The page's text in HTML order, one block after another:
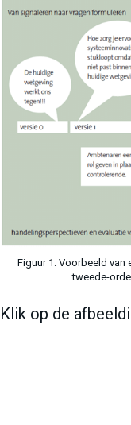
Figuur 1: Voorbeeld van
tweede-orde
Klik op de